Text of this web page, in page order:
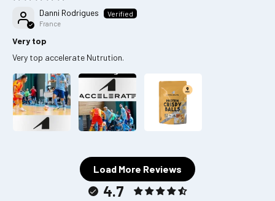
Danni Rodrigues
France
Very top
Very top accelerate Nutrution.
Load More Reviews
4.7